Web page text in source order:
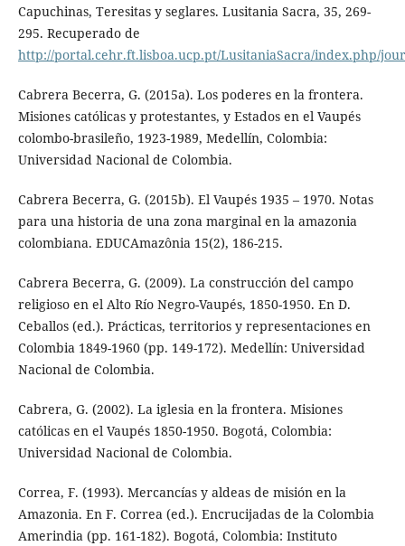
Capuchinas, Teresitas y seglares. Lusitania Sacra, 35, 269-
295. Recuperado de
http://portal.cehr.ft.lisboa.ucp.pt/LusitaniaSacra/index.php/
Cabrera Becerra, G. (2015a). Los poderes en la frontera.
Misiones católicas y protestantes, y Estados en el Vaupés
colombo-brasileño, 1923-1989, Medellín, Colombia:
Universidad Nacional de Colombia.
Cabrera Becerra, G. (2015b). El Vaupés 1935 – 1970. Notas
para una historia de una zona marginal en la amazonia
colombiana. EDUCAmazônia 15(2), 186-215.
Cabrera Becerra, G. (2009). La construcción del campo
religioso en el Alto Río Negro-Vaupés, 1850-1950. En D.
Ceballos (ed.). Prácticas, territorios y representaciones en
Colombia 1849-1960 (pp. 149-172). Medellín: Universidad
Nacional de Colombia.
Cabrera, G. (2002). La iglesia en la frontera. Misiones
católicas en el Vaupés 1850-1950. Bogotá, Colombia:
Universidad Nacional de Colombia.
Correa, F. (1993). Mercancías y aldeas de misión en la
Amazonia. En F. Correa (ed.). Encrucijadas de la Colombia
Amerindia (pp. 161-182). Bogotá, Colombia: Instituto